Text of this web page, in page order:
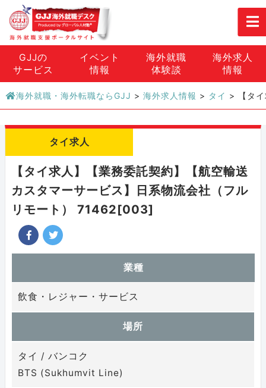
GJJの
サービス
イベント
情報
海外就職
体験談
海外求人
情報
海外就職・海外転職ならGJJ > 海外求人情報 > タイ > 【タ
タイ求人
【タイ求人】【業務委託契約】【航空輸送
カスタマーサービス】日系物流会社（フル
リモート） 71462[003]
業種
飲食・レジャー・サービス
場所
タイ / バンコク
BTS (Sukhumvit Line)